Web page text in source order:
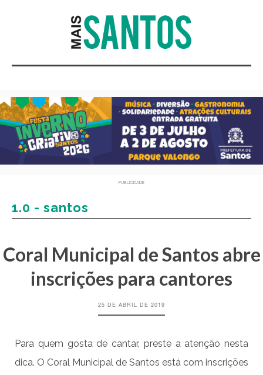
PUBLICIDADE
1.0 - santos
Coral Municipal de Santos abre
inscrições para cantores
25 DE ABRIL DE 2019
Para quem gosta de cantar, preste a atenção nesta
dica. O Coral Municipal de Santos está com inscrições